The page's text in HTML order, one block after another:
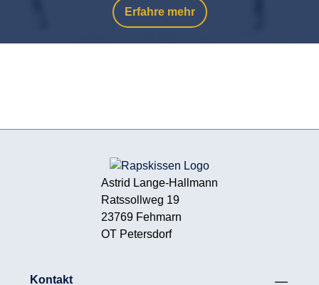
Erfahre mehr
Astrid Lange-Hallmann
Ratssollweg 19
23769 Fehmarn
OT Petersdorf
Kontakt